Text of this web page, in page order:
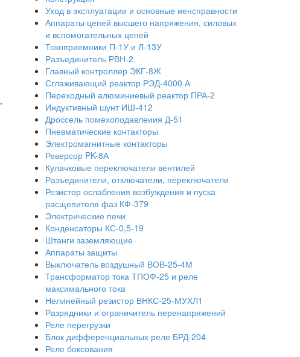
Уход в эксплуатации и основные иенсправности
Аппараты цепей высшего напряжения, силовых
и вспомогательных цепей
Токоприемники П-1У и Л-13У
Разъединитель РВН-2
Главный контроллер ЭКГ-8Ж
Сглаживающий реактор РЭД-4000 А
Переходный алюминиевый реактор ПРА-2
Индуктивный шунт ИШ-412
Дроссель помехоподавлеиия Д-51
Пневматические контакторы
Электромагнитные контакторы
Реверсор PK-8А
Кулачковые переключатели вентилей
Разъединители, отключатели, переключатели
Резистор ослабления возбуждения и пуска
расщепителя фаз КФ-379
Электрические печи
Конденсаторы КС-0,5-19
Штанги заземляющие
Аппараты защиты
Выключатель воздушный ВОВ-25-4М
Трансформатор тока ТПОФ-25 и реле
максимального тока
Нелинейный резистор ВНКС-25-МУХЛ1
Разрядники и ограничитель перенапряжений
Реле перегрузки
Блок дифференциальных реле БРД-204
Реле боксования